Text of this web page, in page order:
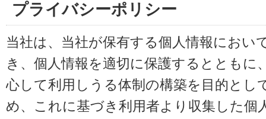
プライバシーポリシー
当社は、当社が保有する個人情報におい
き、個人情報を適切に保護するとともに
心して利用しうる体制の構築を目的とし
め、これに基づき利用者より収集した個